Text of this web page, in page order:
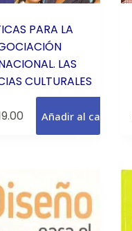
PARA LA
LAS
CULTURALES
Añadir al carrito